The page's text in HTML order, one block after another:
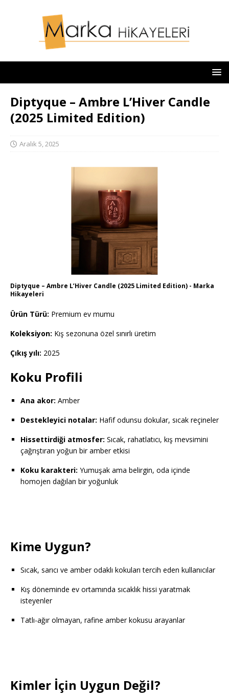
Diptyque – Ambre L’Hiver Candle
(2025 Limited Edition)
Aralık 5, 2025
Diptyque – Ambre L’Hiver Candle (2025 Limited Edition) - Marka
Hikayeleri
Ürün Türü: Premium ev mumu
Koleksiyon: Kış sezonuna özel sınırlı üretim
Çıkış yılı: 2025
Koku Profili
Ana akor: Amber
Destekleyici notalar: Hafif odunsu dokular, sıcak reçineler
Hissettirdiği atmosfer: Sıcak, rahatlatıcı, kış mevsimini
çağrıştıran yoğun bir amber etkisi
Koku karakteri: Yumuşak ama belirgin, oda içinde
homojen dağılan bir yoğunluk
Kime Uygun?
Sıcak, sarıcı ve amber odaklı kokuları tercih eden kullanıcılar
Kış döneminde ev ortamında sıcaklık hissi yaratmak
isteyenler
Tatlı-ağır olmayan, rafine amber kokusu arayanlar
Kimler İçin Uygun Değil?